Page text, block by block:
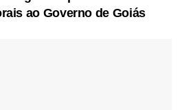
ao Governo de Goiás